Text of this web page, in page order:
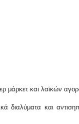
μάρκετ και λαϊκών
διαλύματα και